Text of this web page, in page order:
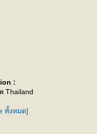
:
Thailand
ทั้งหมด]